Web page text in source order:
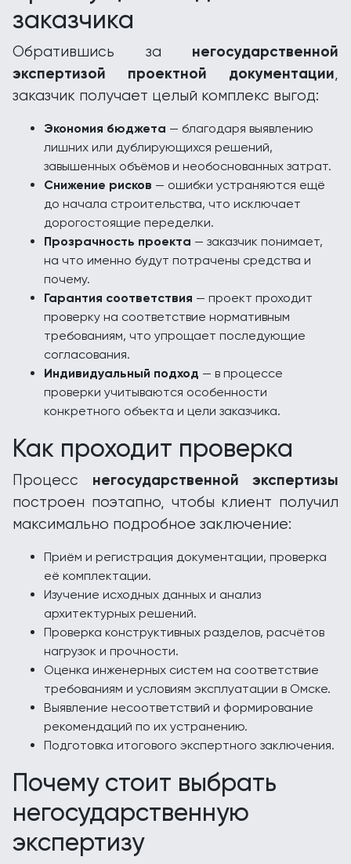
заказчика
Обратившись за негосударственной
экспертизой проектной документации,
заказчик получает целый комплекс выгод:
Экономия бюджета — благодаря выявлению
лишних или дублирующихся решений,
завышенных объёмов и необоснованных затрат.
Снижение рисков — ошибки устраняются ещё
до начала строительства, что исключает
дорогостоящие переделки.
Прозрачность проекта — заказчик понимает,
на что именно будут потрачены средства и
почему.
Гарантия соответствия — проект проходит
проверку на соответствие нормативным
требованиям, что упрощает последующие
согласования.
Индивидуальный подход — в процессе
проверки учитываются особенности
конкретного объекта и цели заказчика.
Как проходит проверка
Процесс негосударственной экспертизы
построен поэтапно, чтобы клиент получил
максимально подробное заключение:
Приём и регистрация документации, проверка
её комплектации.
Изучение исходных данных и анализ
архитектурных решений.
Проверка конструктивных разделов, расчётов
нагрузок и прочности.
Оценка инженерных систем на соответствие
требованиям и условиям эксплуатации в Омске.
Выявление несоответствий и формирование
рекомендаций по их устранению.
Подготовка итогового экспертного заключения.
Почему стоит выбрать
негосударственную
экспертизу